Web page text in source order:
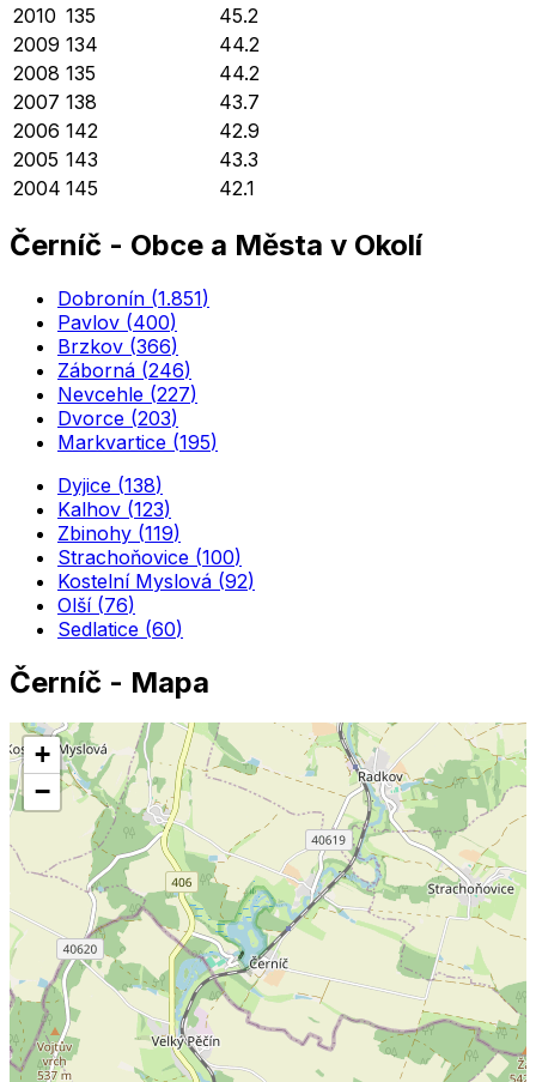
2010 135
45.2
2009 134
44.2
2008 135
44.2
2007 138
43.7
2006 142
42.9
2005 143
43.3
2004 145 42.1
Černíč - Obce a Města v Okolí
Dobronín (1.851)
Pavlov (400)
Brzkov (366)
Záborná (246)
Nevcehle (227)
Dvorce (203)
Markvartice (195)
Dyjice (138)
Kalhov (123)
Zbinohy (119)
Strachoňovice (100)
Kostelní Myslová (92)
Olší(76)
Sedlatice (60)
Černíč - Mapa
+
−